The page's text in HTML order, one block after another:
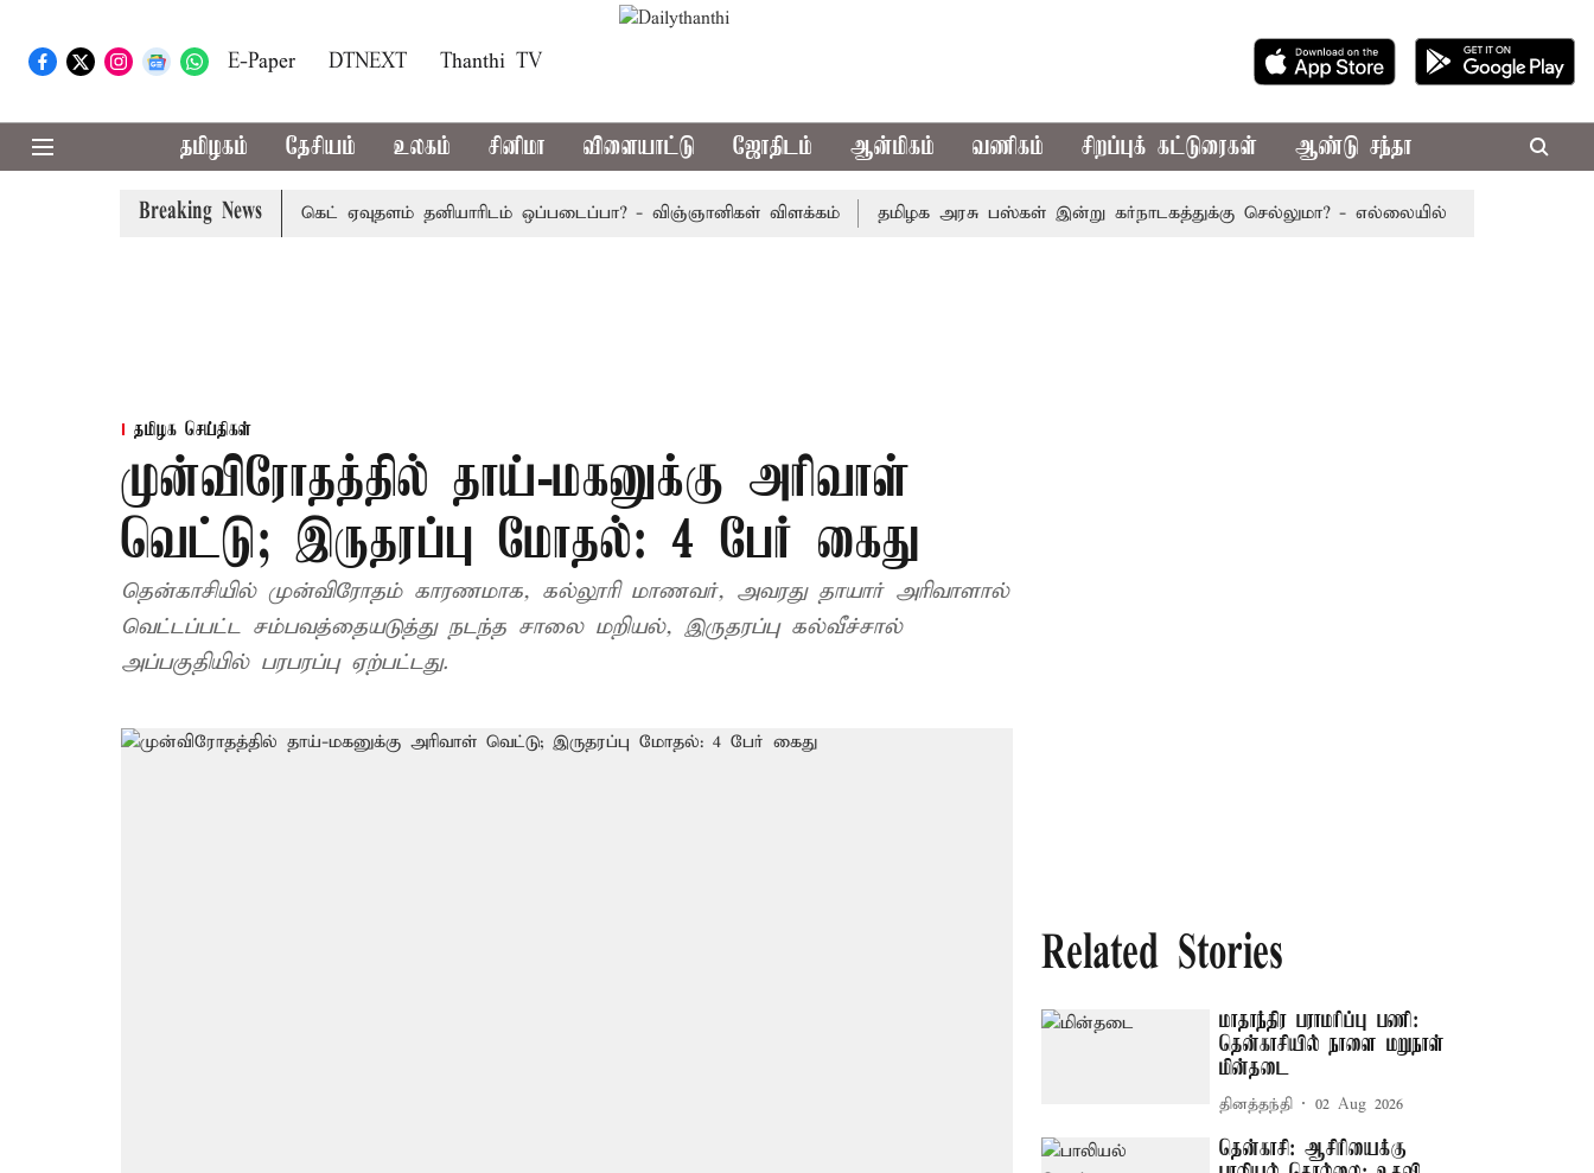
E-Paper DTNEXT Thanthi TV
தமிழகம் தேசியம் உலகம் சினிமா விளையாட்டு ஜோதிடம் ஆன்மிகம் வணிகம் சிறப்புக் கட்டுரைகள் ஆண்டு சந்தா
Breaking News
குலசேகரன்பட்டினம் ராக்கெட் ஏவுதளம் தனியாரிடம் ஒப்படைப்பா? - விஞ்ஞானிகள் விளக்கம் தமிழக அரசு பஸ்கள் இன்று கர்நாடகத்துக்கு செல்லுமா? - எல்லையில் பதற்றம்; போலீஸ்
தமிழக செய்திகள்
முன்விரோதத்தில் தாய்-மகனுக்கு அரிவாள்
வெட்டு; இருதரப்பு மோதல்: 4 பேர் கைது
தென்காசியில் முன்விரோதம் காரணமாக, கல்லூரி மாணவர், அவரது தாயார் அரிவாளால்
வெட்டப்பட்ட சம்பவத்தையடுத்து நடந்த சாலை மறியல், இருதரப்பு கல்வீச்சால்
அப்பகுதியில் பரபரப்பு ஏற்பட்டது.
Related Stories
மாதாந்திர பராமரிப்பு பணி:
தென்காசியில் நாளை மறுநாள்
மின்தடை
தினத்தந்தி 02 Aug 2026
தென்காசி: ஆசிரியைக்கு